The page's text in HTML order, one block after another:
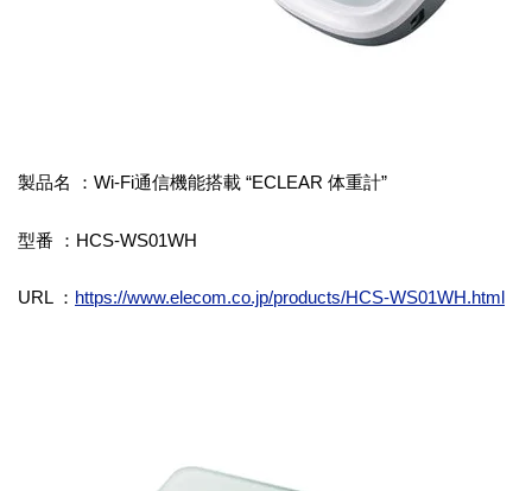
製品名 ：Wi-Fi通信機能搭載 “ECLEAR 体重計”
型番 ：HCS-WS01WH
URL ： https://www.elecom.co.jp/products/HCS-WS01WH.html